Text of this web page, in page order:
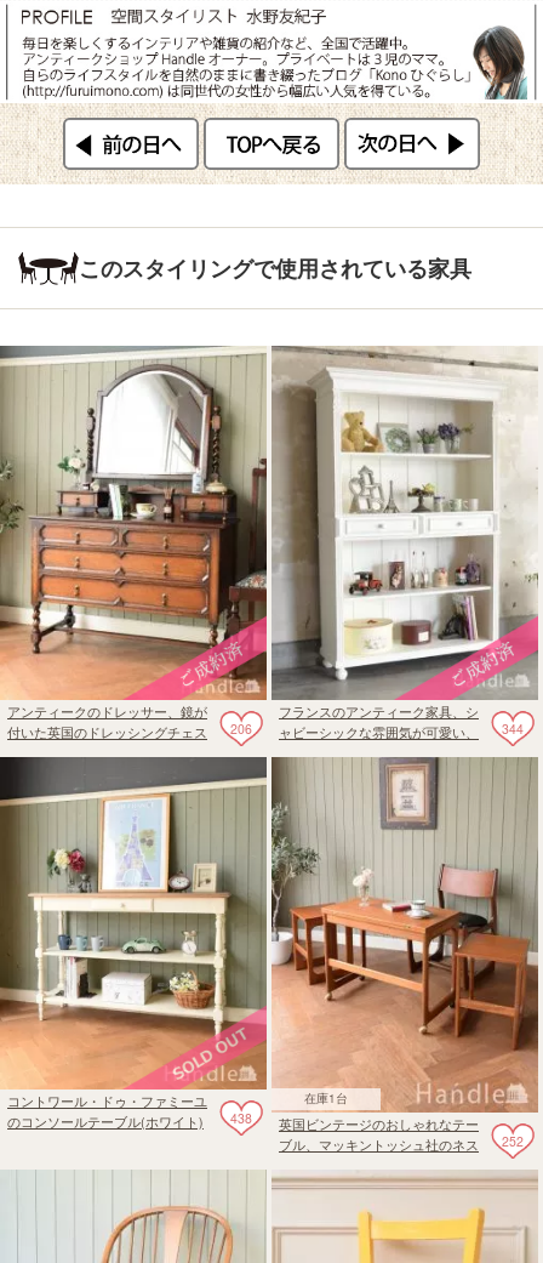
このスタイリングで使用されている家具
206
アンティークのドレッサー、鏡が
付いた英国のドレッシングチェス
ト
344
フランスのアンティーク家具、シ
ャビーシックな雰囲気が可愛い、
オープンシェルフ
438
コントワール・ドゥ・ファミーユ
のコンソールテーブル(ホワイト)
在庫1台
252
英国ビンテージのおしゃれなテー
ブル、マッキントッシュ社のネス